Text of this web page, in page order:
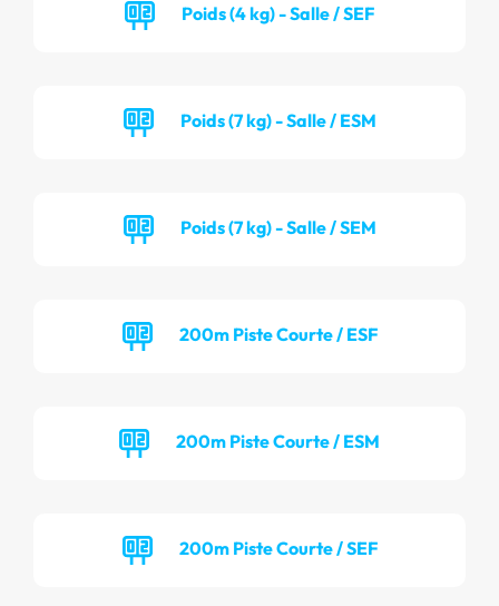
Poids (4 kg) - Salle / SEF
Poids (7 kg) - Salle / ESM
Poids (7 kg) - Salle / SEM
200m Piste Courte / ESF
200m Piste Courte / ESM
200m Piste Courte / SEF